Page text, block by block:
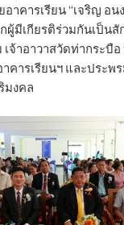
าคารเรียน “เจริญ อน
ผู้มีเกียรติร่วมกันเป็น
จ้าอาวาสวัดท่ากระบื
คารเรียนฯ และประพ
มงคล